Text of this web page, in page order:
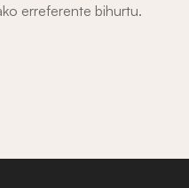
erreferente bihurtu.